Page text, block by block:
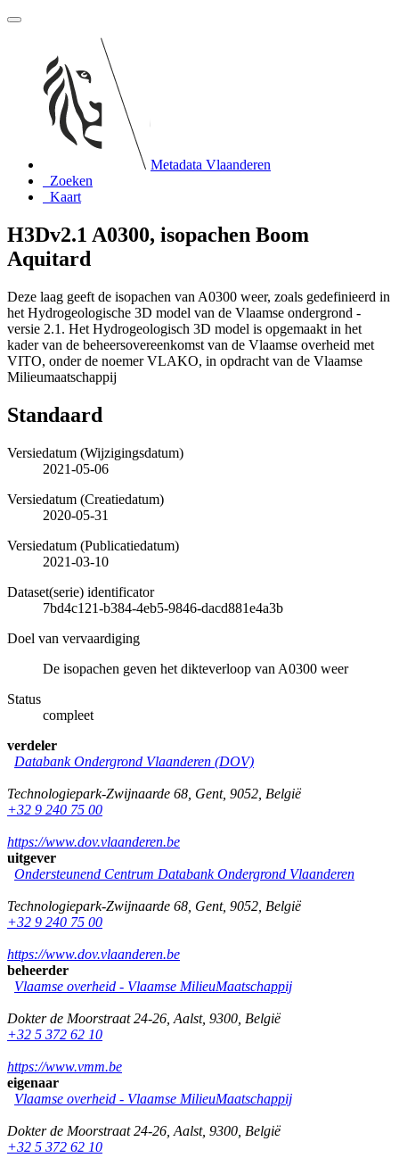
Metadata Vlaanderen
Zoeken
Kaart
H3Dv2.1 A0300, isopachen Boom
Aquitard
Deze laag geeft de isopachen van A0300 weer, zoals gedefinieerd in
het Hydrogeologische 3D model van de Vlaamse ondergrond -
versie 2.1. Het Hydrogeologisch 3D model is opgemaakt in het
kader van de beheersovereenkomst van de Vlaamse overheid met
VITO, onder de noemer VLAKO, in opdracht van de Vlaamse
Milieumaatschappij
Standaard
Versiedatum (Wijzigingsdatum)
2021-05-06
Versiedatum (Creatiedatum)
2020-05-31
Versiedatum (Publicatiedatum)
2021-03-10
Dataset(serie) identificator
7bd4c121-b384-4eb5-9846-dacd881e4a3b
Doel van vervaardiging
De isopachen geven het dikteverloop van A0300 weer
Status
compleet
verdeler
Databank Ondergrond Vlaanderen (DOV)
Technologiepark-Zwijnaarde 68 Gent, 9052 België
+32 9 240 75 00
https://www.dov.vlaanderen.be
uitgever
Ondersteunend Centrum Databank Ondergrond Vlaanderen
Technologiepark-Zwijnaarde 68 Gent, 9052 België
+32 9 240 75 00
https://www.dov.vlaanderen.be
beheerder
Vlaamse overheid - Vlaamse MilieuMaatschappij
Dokter de Moorstraat 24-26 Aalst, 9300 België
+32 5 372 62 10
https://www.vmm.be
eigenaar
Vlaamse overheid - Vlaamse MilieuMaatschappij
Dokter de Moorstraat 24-26 Aalst, 9300 België
+32 5 372 62 10